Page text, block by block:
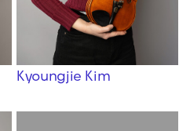
Kyoungjie Kim